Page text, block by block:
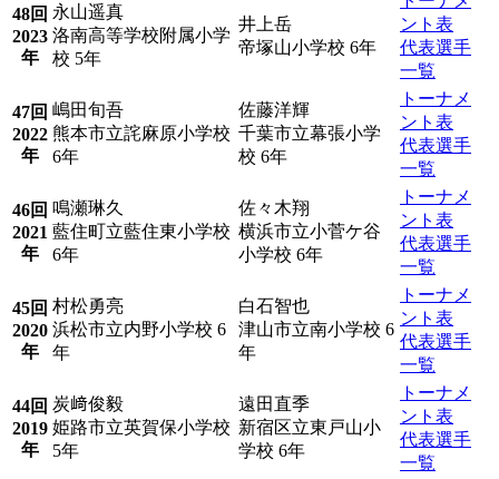
48回
2023
年
永山遥真
洛南高等学校附属小学
校 5年
井上岳
帝塚山小学校 6年
ント表
代表選手
一覧
47回
2022
年
嶋田旬吾
熊本市立詫麻原小学校
6年
佐藤洋輝
千葉市立幕張小学
校 6年
トーナメ
ント表
代表選手
一覧
46回
2021
年
鳴瀬琳久
藍住町立藍住東小学校
6年
佐々木翔
横浜市立小菅ケ谷
小学校 6年
トーナメ
ント表
代表選手
一覧
45回
2020
年
村松勇亮
浜松市立内野小学校 6
年
白石智也
津山市立南小学校 6
年
トーナメ
ント表
代表選手
一覧
44回
2019
年
炭﨑俊毅
姫路市立英賀保小学校
5年
遠田直季
新宿区立東戸山小
学校 6年
トーナメ
ント表
代表選手
一覧